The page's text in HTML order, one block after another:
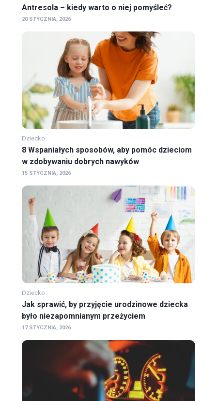
Antresola – kiedy warto o niej pomyśleć?
20 STYCZNIA, 2026
Dziecko
8 Wspaniałych sposobów, aby pomóc dzieciom
w zdobywaniu dobrych nawyków
15 STYCZNIA, 2026
Dziecko
Jak sprawić, by przyjęcie urodzinowe dziecka
było niezapomnianym przeżyciem
17 STYCZNIA, 2026